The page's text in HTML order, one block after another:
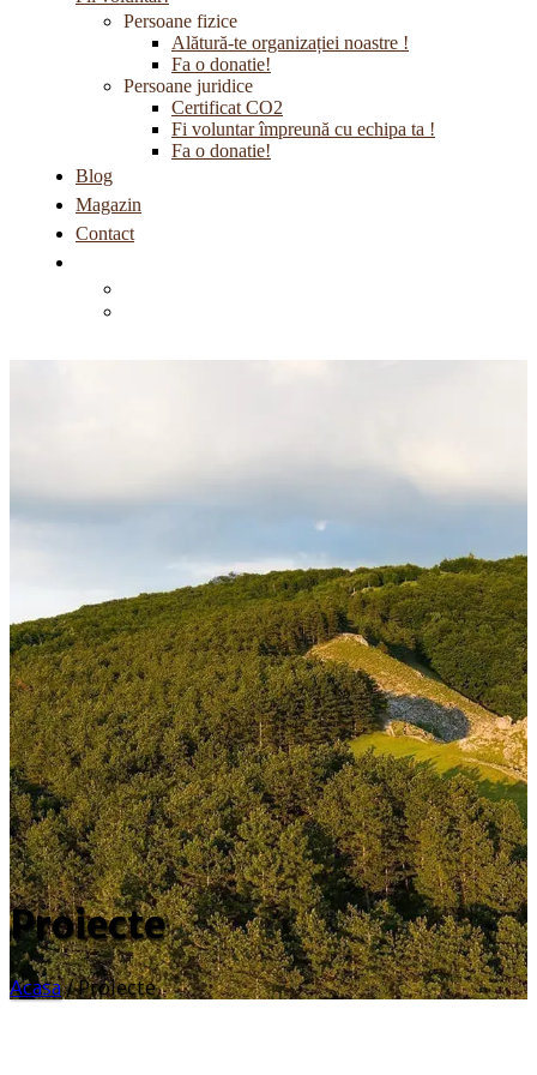
Persoane fizice
Alătură-te organizației noastre !
Fa o donatie!
Persoane juridice
Certificat CO2
Fi voluntar împreună cu echipa ta !
Fa o donatie!
Blog
Magazin
Contact
Proiecte
Acasa /Proiecte